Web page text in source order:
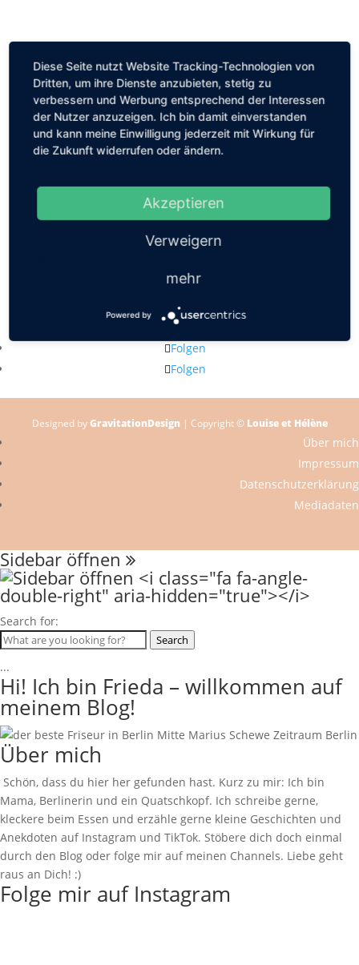
Kastanienallee 56, 10119 Berlin
mail@louiseethelene.de
Folgen
Folgen
Designed byGravitationDesign | Copyright © Louise et Hélène
Über mich
Impressum
Datenschutzerklärung
Mediadaten
Sidebar öffnen
Search for:
Search
...
Hi! Ich bin Frieda – willkommen auf
meinem Blog!
Über mich
Schön, dass du hier her gefunden hast. Kurz zu mir: Ich bin
Mama, Berlinerin und ein Quatschkopf. Ich schreibe gerne,
kleckere beim Essen und erzähle gerne kleine Geschichten und
Anekdoten auf Instagram und TikTok. Stöbere dich doch einmal
durch den Blog oder folge mir auf meinen Channels. Liebe geht
raus an Dich! :)
Folge mir auf Instagram
Diese Seite nutzt Website Tracking-Technologien von
Dritten, um ihre Dienste anzubieten, stetig zu
verbessern und Werbung entsprechend der Interessen
der Nutzer anzuzeigen. Ich bin damit einverstanden
und kann meine Einwilligung jederzeit mit Wirkung für
die Zukunft widerrufen oder ändern.
Akzeptieren
Verweigern
mehr
Powered by